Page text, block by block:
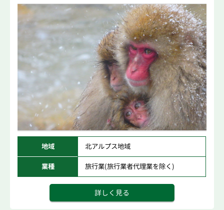
地域 北アルプス地域
業種 旅行業(旅行業者代理業を除く)
詳しく見る